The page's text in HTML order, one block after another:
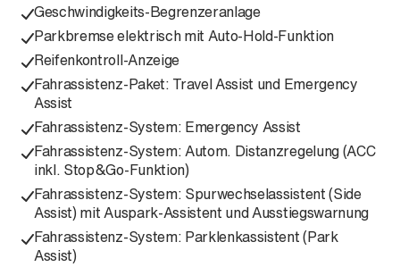
Geschwindigkeits-Begrenzeranlage
Parkbremse elektrisch mit Auto-Hold-Funktion
Reifenkontroll-Anzeige
Fahrassistenz-Paket: Travel Assist und Emergency
Assist
Fahrassistenz-System: Emergency Assist
Fahrassistenz-System: Autom. Distanzregelung (ACC
inkl. Stop&Go-Funktion)
Fahrassistenz-System: Spurwechselassistent (Side
Assist) mit Auspark-Assistent und Ausstiegswarnung
Fahrassistenz-System: Parklenkassistent (Park
Assist)